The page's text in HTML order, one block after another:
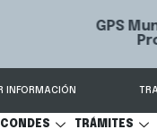
Sistema de
INFORMACIÓN
TRÁMITES